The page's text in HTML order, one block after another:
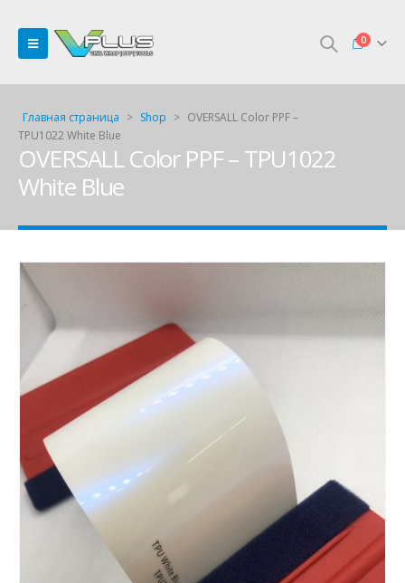
0
Главная страница > Shop > OVERSALL Color PPF –
TPU1022 White Blue
OVERSALL Color PPF – TPU1022
White Blue